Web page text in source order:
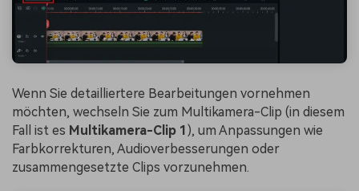
Wenn Sie detailliertere Bearbeitungen vornehmen
möchten, wechseln Sie zum Multikamera-Clip (in diesem
Fall ist es Multikamera-Clip 1), um Anpassungen wie
Farbkorrekturen, Audioverbesserungen oder
zusammengesetzte Clips vorzunehmen.